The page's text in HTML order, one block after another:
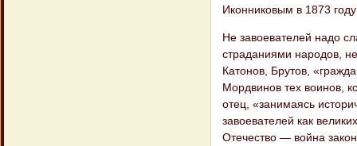
Иконниковым в 1873
Не завоевателей надо
страданиями народов,
Катонов, Брутов,
Мордвинов тех воинов,
отец, «занимаясь
завоевателей как
Отечество — война